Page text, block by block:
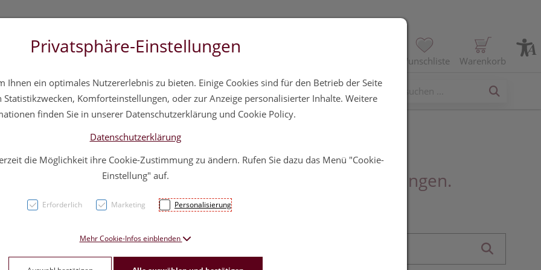
Wunschliste Warenkorb
Hautpflege Familie Nahrungsergänzung Diverses
Schädlingsbekämpfung
Zuhause vor unerwünschten Insekten und Schädlingen.
Privatsphäre-Einstellungen
Ihnen ein optimales Nutzererlebnis zu bieten. Einige Cookies sind für den Betrieb der Seite
Komforteinstellungen, oder zur Anzeige personalisierter Inhalte. Weitere
finden Sie in unserer Datenschutzerklärung und Cookie Policy.
Datenschutzerklärung
die Möglichkeit ihre Cookie-Zustimmung zu ändern. Rufen Sie dazu das Menü "Cookie-
Einstellung" auf.
Erforderlich Marketing Personalisierung
Mehr Cookie-Infos einblenden